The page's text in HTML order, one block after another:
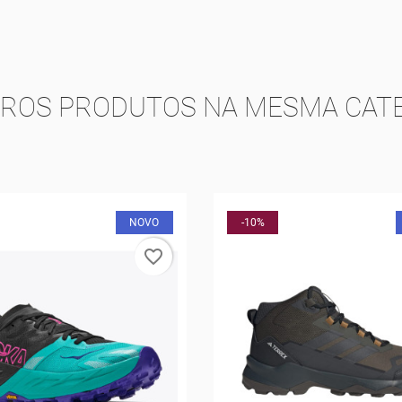
PRODUTOS NA MESMA
NOVO
favorite_border